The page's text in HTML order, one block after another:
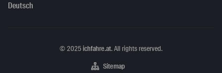
Deutsch
Copyright
© 2025ichfahre.at. All rights reserved.
Sitemap